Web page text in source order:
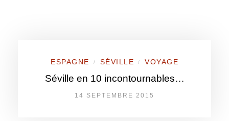
ESPAGNE / SÉVILLE / VOYAGE
Séville en 10 incontournables…
14 SEPTEMBRE 2015